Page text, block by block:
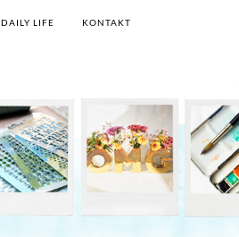
DAILY LIFE KONTAKT